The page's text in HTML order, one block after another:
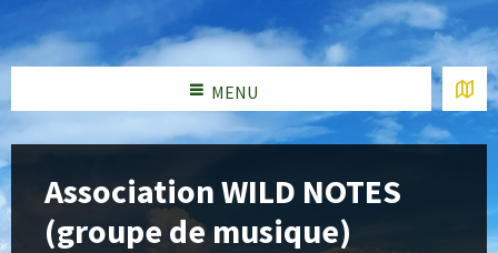
MENU
Association WILD NOTES
(groupe de musique)